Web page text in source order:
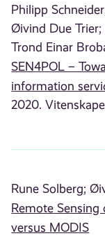
Philipp
Øivind Due Trier;
Trond Einar
SEN4POL –
information
2020.
Rune Solberg;
Remote
versus MODIS